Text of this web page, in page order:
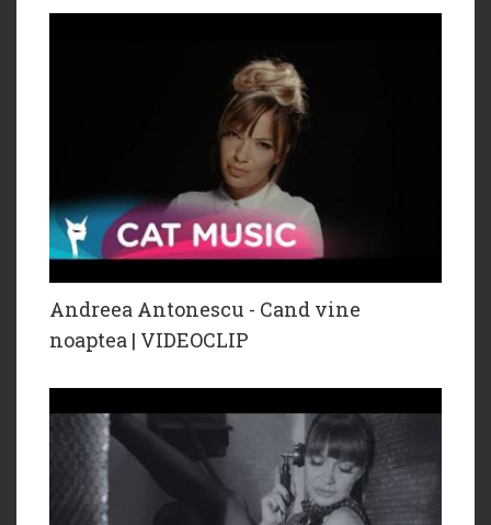
Andreea Antonescu - Cand vine
noaptea | VIDEOCLIP